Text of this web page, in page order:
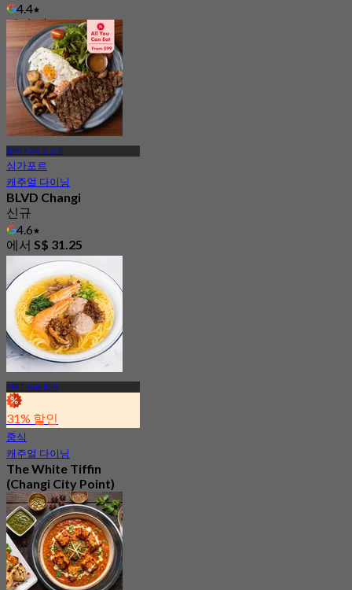
4.4
에서S$ 32.25
창이 시티 포인트
싱가포르
캐주얼 다이닝
BLVD Changi
신규
4.6
에서 S$ 31.25
MRT 어퍼 창이
31% 할인
중식
캐주얼 다이닝
The White Tiffin
(Changi City Point)
신규
4.4
에서S$ 19.5